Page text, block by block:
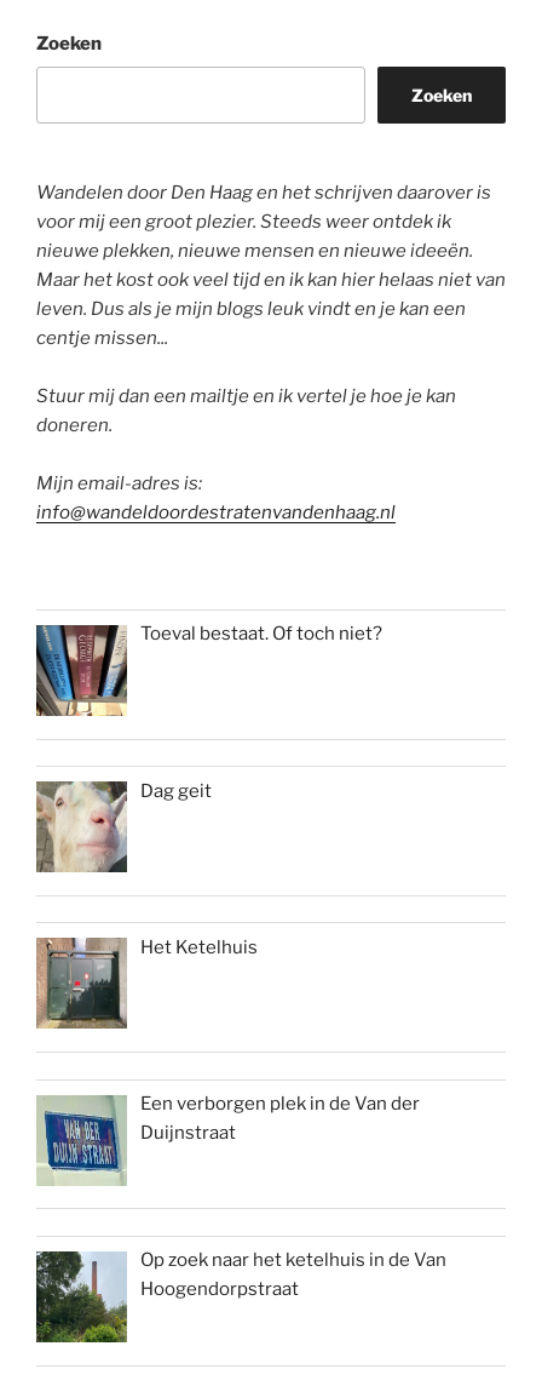
Zoeken
Zoeken
Wandelen door Den Haag en het schrijven daarover is
voor mij een groot plezier. Steeds weer ontdek ik
nieuwe plekken, nieuwe mensen en nieuwe ideeën.
Maar het kost ook veel tijd en ik kan hier helaas niet van
leven. Dus als je mijn blogs leuk vindt en je kan een
centje missen...
Stuur mij dan een mailtje en ik vertel je hoe je kan
doneren.
Mijn email-adres is:
info@wandeldoordestratenvandenhaag.nl
Toeval bestaat. Of toch niet?
Dag geit
Het Ketelhuis
Een verborgen plek in de Van der
Duijnstraat
Op zoek naar het ketelhuis in de Van
Hoogendorpstraat